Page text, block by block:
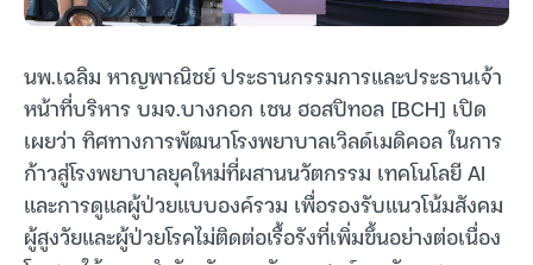
นพ.เฉลิม หาญพาณิชย์ ประธานกรรมการและประธานเจ้า
หน้าที่บริหาร บมจ.บางกอก เชน ฮอสปิทอล [BCH] เปิด
เผยว่า ทิศทางการพัฒนาโรงพยาบาลเวิลด์เมดิคอล ในการ
ก้าวสู่โรงพยาบาลยุคใหม่ที่ผสานนวัตกรรม เทคโนโลยี AI
และการดูแลผู้ป่วยแบบองค์รวม เพื่อรองรับแนวโน้มสังคม
ผู้สูงวัยและผู้ป่วยโรคไม่ติดต่อเรื้อรังที่เพิ่มขึ้นอย่างต่อเนื่อง